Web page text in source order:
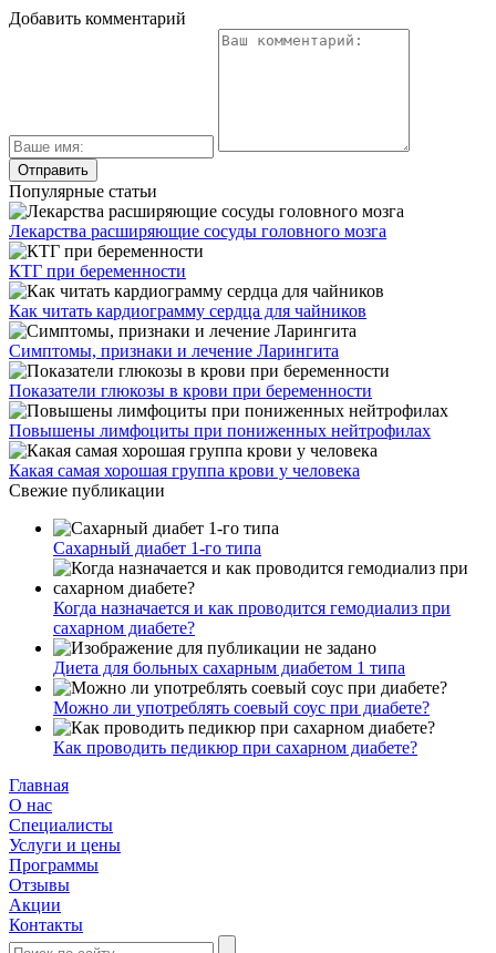
Добавить комментарий
Популярные статьи
Лекарства расширяющие сосуды головного мозга
КТГ при беременности
Как читать кардиограмму сердца для чайников
Симптомы, признаки и лечение Ларингита
Показатели глюкозы в крови при беременности
Повышены лимфоциты при пониженных нейтрофилах
Какая самая хорошая группа крови у человека
Свежие публикации
Сахарный диабет 1-го типа
Когда назначается и как проводится гемодиализ при
сахарном диабете?
Диета для больных сахарным диабетом 1 типа
Можно ли употреблять соевый соус при диабете?
Как проводить педикюр при сахарном диабете?
Главная
О нас
Cпециалисты
Услуги и цены
Программы
Отзывы
Акции
Контакты